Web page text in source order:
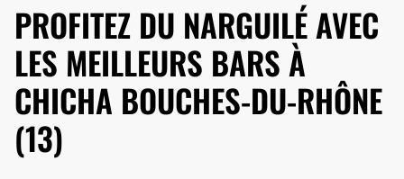
PROFITEZ DU NARGUILÉ AVEC
LES MEILLEURS BARS À
CHICHA BOUCHES-DU-RHÔNE
(13)